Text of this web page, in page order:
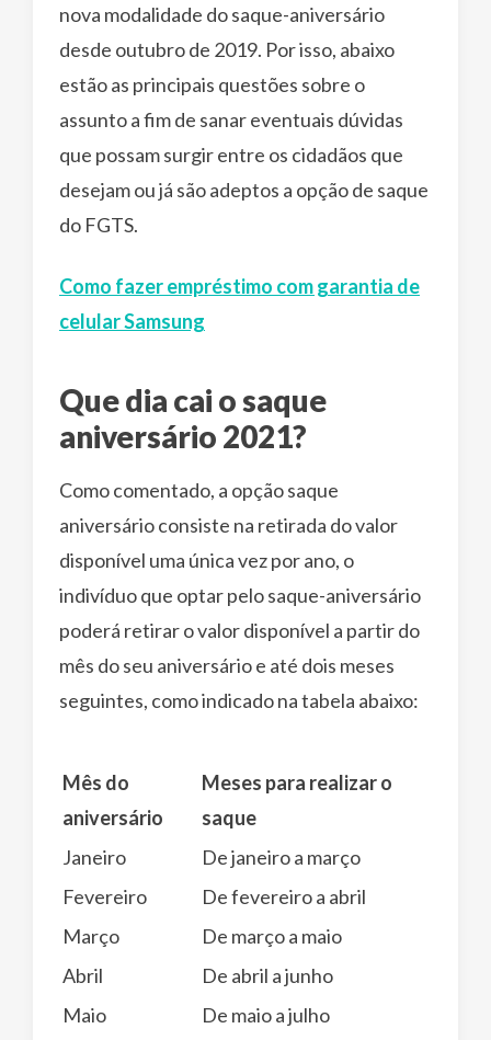
nova modalidade do saque-aniversário
desde outubro de 2019. Por isso, abaixo
estão as principais questões sobre o
assunto a fim de sanar eventuais dúvidas
que possam surgir entre os cidadãos que
desejam ou já são adeptos a opção de saque
do FGTS.
Como fazer empréstimo com garantia de
celular Samsung
Que dia cai o saque
aniversário 2021?
Como comentado, a opção saque
aniversário consiste na retirada do valor
disponível uma única vez por ano, o
indivíduo que optar pelo saque-aniversário
poderá retirar o valor disponível a partir do
mês do seu aniversário e até dois meses
seguintes, como indicado na tabela abaixo:
Mês do
aniversário
Meses para realizar o
saque
Janeiro
De janeiro a março
Fevereiro
De fevereiro a abril
Março
De março a maio
Abril
De abril a junho
Maio
De maio a julho